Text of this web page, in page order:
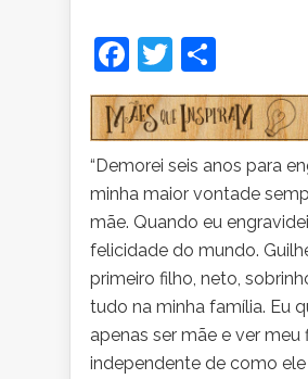
Facebook
Twitter
“Demorei seis anos para
minha maior vontade
mãe. Quando eu
felicidade do mundo.
primeiro filho, neto,
tudo na minha família. Eu
apenas ser mãe e ver meu
independente de como ele